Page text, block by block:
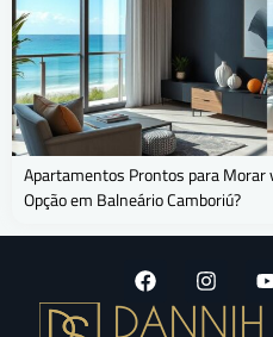
Apartamentos Prontos para Morar
Opção em Balneário Camboriú?